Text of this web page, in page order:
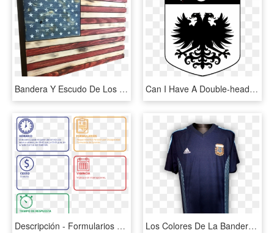
Bandera Y Escudo De Los Estados Unidos, HD Png Download Can I Have A Double-headed Eagle Trying To Be Snatched - Bandera De Tunja Y El Escudo, HD Png Download
Descripción - Formularios Direccion General De Jubilaciones Y Pensiones, HD Png Download Los Colores De La Bandera - Sports Jersey, HD Png Download